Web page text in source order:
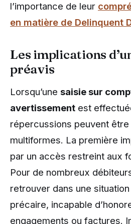
l’importance de leur
en matière de Delinquent
Les implications
préavis
Lorsqu’une saisie sur
avertissement est
répercussions peuvent
multiformes. La première
par un accès restreint aux
Pour de nombreux
retrouver dans une
précaire, incapable
engagements ou factures.